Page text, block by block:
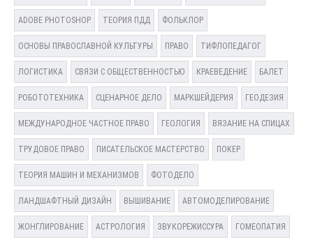
ADOBE PHOTOSHOP ТЕОРИЯ ПДД ФОЛЬКЛОР
ОСНОВЫ ПРАВОСЛАВНОЙ КУЛЬТУРЫ ПРАВО ТИФЛОПЕДАГОГ
ЛОГИСТИКА СВЯЗИ С ОБЩЕСТВЕННОСТЬЮ КРАЕВЕДЕНИЕ БАЛЕТ
РОБОТОТЕХНИКА СЦЕНАРНОЕ ДЕЛО МАРКШЕЙДЕРИЯ ГЕОДЕЗИЯ
МЕЖДУНАРОДНОЕ ЧАСТНОЕ ПРАВО ГЕОЛОГИЯ ВЯЗАНИЕ НА СПИЦАХ
ТРУДОВОЕ ПРАВО ПИСАТЕЛЬСКОЕ МАСТЕРСТВО ПОКЕР
ТЕОРИЯ МАШИН И МЕХАНИЗМОВ ФОТОДЕЛО
ЛАНДШАФТНЫЙ ДИЗАЙН ВЫШИВАНИЕ АВТОМОДЕЛИРОВАНИЕ
ЖОНГЛИРОВАНИЕ АСТРОЛОГИЯ ЗВУКОРЕЖИССУРА ГОМЕОПАТИЯ